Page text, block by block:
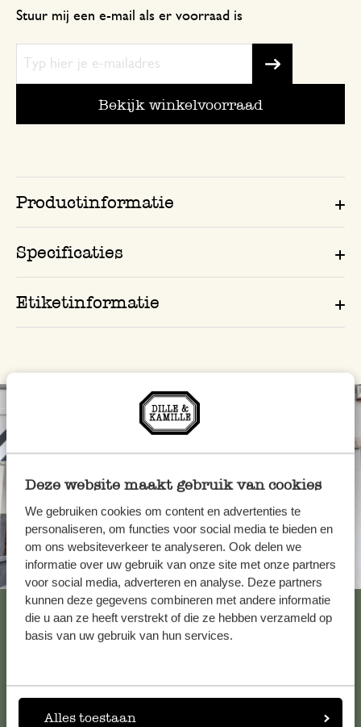
Deze website maakt gebruik van cookies
We gebruiken cookies om content en advertenties te
personaliseren, om functies voor social media te bieden en
om ons websiteverkeer te analyseren. Ook delen we
informatie over uw gebruik van onze site met onze partners
voor social media, adverteren en analyse. Deze partners
kunnen deze gegevens combineren met andere informatie
die u aan ze heeft verstrekt of die ze hebben verzameld op
basis van uw gebruik van hun services.
Alles toestaan
Stuur mij een e-mail als er voorraad is
Bekijk winkelvoorraad
Productinformatie
Specificaties
Etiketinformatie
Altijd in de buurt
Bekijk alle 62 winkels
Klantenservice
Voor vragen, tips of hulp kun je contact opnemen met onze